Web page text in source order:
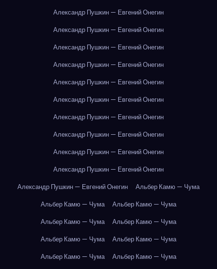
Александр Пушкин — Евгений Онегин
Александр Пушкин — Евгений Онегин
Александр Пушкин — Евгений Онегин
Александр Пушкин — Евгений Онегин
Александр Пушкин — Евгений Онегин
Александр Пушкин — Евгений Онегин
Александр Пушкин — Евгений Онегин
Александр Пушкин — Евгений Онегин
Александр Пушкин — Евгений Онегин
Александр Пушкин — Евгений Онегин
Александр Пушкин — Евгений Онегин
Альбер Камю — Чума
Альбер Камю — Чума
Альбер Камю — Чума
Альбер Камю — Чума
Альбер Камю — Чума
Альбер Камю — Чума
Альбер Камю — Чума
Альбер Камю — Чума
Альбер Камю — Чума